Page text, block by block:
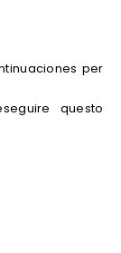
per
questo